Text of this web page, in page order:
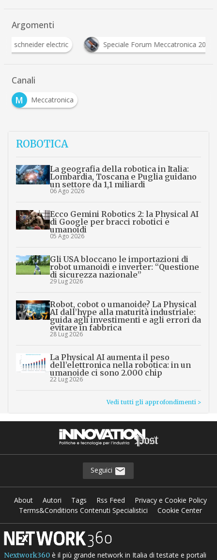
Argomenti
electric Speciale Forum Meccatronica 2022
Canali
M
Meccatronica
ROBOTICA
La geografia della robotica in Italia:
Lombardia, Toscana e Puglia guidano
un settore da 1,1 miliardi
06 Ago 2026
Ecco Gemini Robotics 2: la Physical AI
di Google per bracci robotici e
umanoidi
05 Ago 2026
Gli USA bloccano le importazioni di
robot umanoidi e inverter: “Questione
di sicurezza nazionale”
29 Lug 2026
Robot, cobot o umanoide? La Physical
AI dall’hype alla maturità industriale:
guida agli investimenti e agli errori da
evitare in fabbrica
28 Lug 2026
La Physical AI aumenta il peso
dell’elettronica nella robotica: in un
umanoide ci sono 2.000 chip
22 Lug 2026
Vedi tutti gli approfondimenti >
Seguici
About Autori Tags Rss Feed
Privacy e Cookie Policy
Terms&Conditions Contenuti Specialistici
Cookie Center
Nextwork360è il più grande network in Italia di testate e portali